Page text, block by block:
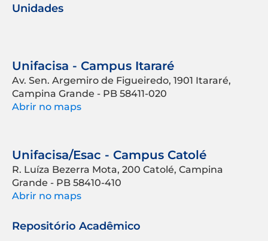
Unidades
Unifacisa - Campus Itararé
Av. Sen. Argemiro de Figueiredo, 1901 Itararé,
Campina Grande - PB 58411-020
Abrir no maps
Unifacisa/Esac - Campus Catolé
R. Luíza Bezerra Mota, 200 Catolé, Campina
Grande - PB 58410-410
Abrir no maps
Repositório Acadêmico